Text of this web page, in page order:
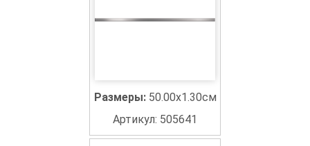
Размеры: 50.00x1.30см
Артикул: 505641